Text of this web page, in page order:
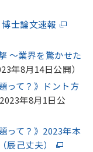
士論文速報
〜業界を驚かせた
年8月14日公開）
って？》ドント方
年8月1日公
って？》2023年本
己丈夫）